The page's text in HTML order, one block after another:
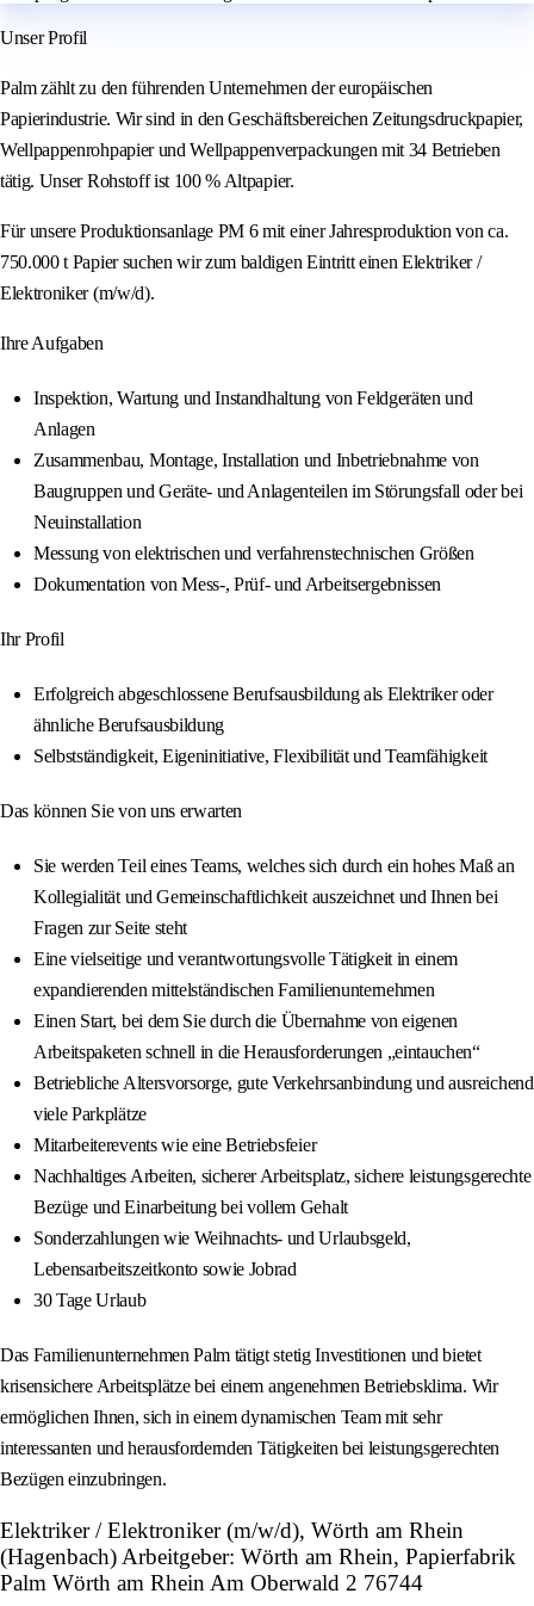
Unser Profil
Palm zählt zu den führenden Unternehmen der europäischen
Papierindustrie. Wir sind in den Geschäftsbereichen Zeitungsdruckpapier,
Wellpappenrohpapier und Wellpappenverpackungen mit 34 Betrieben
tätig. Unser Rohstoff ist 100 % Altpapier.
Für unsere Produktionsanlage PM 6 mit einer Jahresproduktion von ca.
750.000 t Papier suchen wir zum baldigen Eintritt einen Elektriker /
Elektroniker (m/w/d).
Ihre Aufgaben
Inspektion, Wartung und Instandhaltung von Feldgeräten und
Anlagen
Zusammenbau, Montage, Installation und Inbetriebnahme von
Baugruppen und Geräte- und Anlagenteilen im Störungsfall oder bei
Neuinstallation
Messung von elektrischen und verfahrenstechnischen Größen
Dokumentation von Mess-, Prüf- und Arbeitsergebnissen
Ihr Profil
Erfolgreich abgeschlossene Berufsausbildung als Elektriker oder
ähnliche Berufsausbildung
Selbstständigkeit, Eigeninitiative, Flexibilität und Teamfähigkeit
Das können Sie von uns erwarten
Sie werden Teil eines Teams, welches sich durch ein hohes Maß an
Kollegialität und Gemeinschaftlichkeit auszeichnet und Ihnen bei
Fragen zur Seite steht
Eine vielseitige und verantwortungsvolle Tätigkeit in einem
expandierenden mittelständischen Familienunternehmen
Einen Start, bei dem Sie durch die Übernahme von eigenen
Arbeitspaketen schnell in die Herausforderungen „eintauchen“
Betriebliche Altersvorsorge, gute Verkehrsanbindung und ausreichend
viele Parkplätze
Mitarbeiterevents wie eine Betriebsfeier
Nachhaltiges Arbeiten, sicherer Arbeitsplatz, sichere leistungsgerechte
Bezüge und Einarbeitung bei vollem Gehalt
Sonderzahlungen wie Weihnachts- und Urlaubsgeld,
Lebensarbeitszeitkonto sowie Jobrad
30 Tage Urlaub
Das Familienunternehmen Palm tätigt stetig Investitionen und bietet
krisensichere Arbeitsplätze bei einem angenehmen Betriebsklima. Wir
ermöglichen Ihnen, sich in einem dynamischen Team mit sehr
interessanten und herausfordernden Tätigkeiten bei leistungsgerechten
Bezügen einzubringen.
Elektriker / Elektroniker (m/w/d), Wörth am Rhein
(Hagenbach) Arbeitgeber: Wörth am Rhein, Papierfabrik
Palm Wörth am Rhein Am Oberwald 2 76744